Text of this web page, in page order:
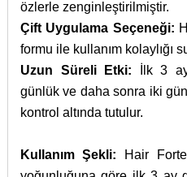
özlerle zenginleştirilmiştir.
Çift Uygulama Seçeneği:
formu ile kullanım kolaylığı
Uzun Süreli Etki: İlk 3
günlük ve daha sonra iki
kontrol altında tutulur.
Kullanım Şekli: Hair